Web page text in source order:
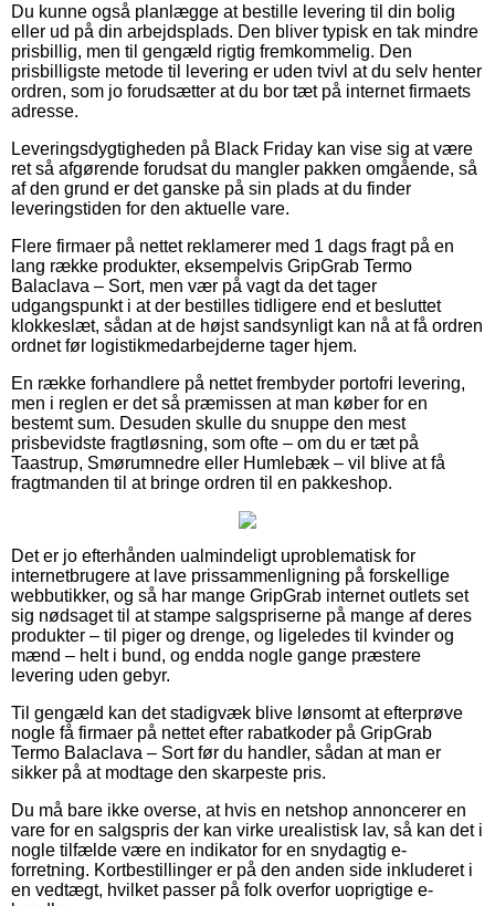
Du kunne også planlægge at bestille levering til din bolig
eller ud på din arbejdsplads. Den bliver typisk en tak mindre
prisbillig, men til gengæld rigtig fremkommelig. Den
prisbilligste metode til levering er uden tvivl at du selv henter
ordren, som jo forudsætter at du bor tæt på internet firmaets
adresse.
Leveringsdygtigheden på Black Friday kan vise sig at være
ret så afgørende forudsat du mangler pakken omgående, så
af den grund er det ganske på sin plads at du finder
leveringstiden for den aktuelle vare.
Flere firmaer på nettet reklamerer med 1 dags fragt på en
lang række produkter, eksempelvis GripGrab Termo
Balaclava – Sort, men vær på vagt da det tager
udgangspunkt i at der bestilles tidligere end et besluttet
klokkeslæt, sådan at de højst sandsynligt kan nå at få ordren
ordnet før logistikmedarbejderne tager hjem.
En række forhandlere på nettet frembyder portofri levering,
men i reglen er det så præmissen at man køber for en
bestemt sum. Desuden skulle du snuppe den mest
prisbevidste fragtløsning, som ofte – om du er tæt på
Taastrup, Smørumnedre eller Humlebæk – vil blive at få
fragtmanden til at bringe ordren til en pakkeshop.
Det er jo efterhånden ualmindeligt uproblematisk for
internetbrugere at lave prissammenligning på forskellige
webbutikker, og så har mange GripGrab internet outlets set
sig nødsaget til at stampe salgspriserne på mange af deres
produkter – til piger og drenge, og ligeledes til kvinder og
mænd – helt i bund, og endda nogle gange præstere
levering uden gebyr.
Til gengæld kan det stadigvæk blive lønsomt at efterprøve
nogle få firmaer på nettet efter rabatkoder på GripGrab
Termo Balaclava – Sort før du handler, sådan at man er
sikker på at modtage den skarpeste pris.
Du må bare ikke overse, at hvis en netshop annoncerer en
vare for en salgspris der kan virke urealistisk lav, så kan det i
nogle tilfælde være en indikator for en snydagtig e-
forretning. Kortbestillinger er på den anden side inkluderet i
en vedtægt, hvilket passer på folk overfor uoprigtige e-